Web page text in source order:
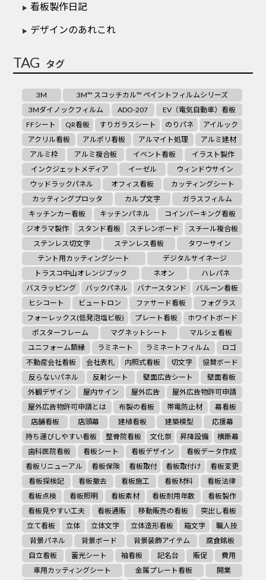
看板製作日記
デザインのあれこれ
TAG タグ
3M
3M™ スコッチカル™ ペイントフィルムシリーズ
3Mダイノックフィルム
ADO-207
EV（電気自動車）看板
FFシート
QR看板 すりガラスシート のりパネ
アイルック
アクリル看板
アルポリ看板 アルマイト処理
アルミ建材
アルミ枠
アルミ複合板 イベント看板
イラスト製作
インクジェットメディア
イーゼル
ウィンドウサイン
ウッドラックパネル
オフィス看板
カッティングシート
カッティングプロッタ
カルプ文字
ガラスフィルム
キッチンカー看板
キッチンパネル
コインパーキング看板
ジオラマ製作
スタンド看板 スチレンボード
スチール複合板
ステンレス切文字
ステンレス看板
タワーサイン
テント用カッティングシート
デジタルサイネージ
トラスコ中山オレンジブック
ネオン
ハレパネ
バスラッピング
バックパネル バナースタンド
バルーン看板
ヒシコート
ビュートロン ファサード看板
フォグラス
フォーレックス(低発泡塩ビ板)
プレート看板
ホワイトボード
ポスターフレーム
マグネットシート
マルシェ看板
ユニフォーム額縁
ラミネート ラミネートフィルム
ロゴ
不動産会社看板
会社表札 内照式看板 切文字
協賛ボード
反らないパネル
反射シート 壁面広告シート
壁面看板
外観デザイン
屋内サイン 屋外広告
屋外広告物許可申請
屋外広告物許可申請とは
布製の看板 帯電防止材
幕看板
店舗看板
店頭幕 建植看板 建築模型
応援幕
持ち運びしやすい看板
整骨院看板 文化祭 昇降設備
横断幕
歯科医院看板
看板シート 看板デザイン
看板データ作成
看板リニューアル
看板保険 看板取付 看板取付け
看板変更
看板探検記
看板撤去 看板施工 看板材料
看板法律
看板点検
看板照明 看板素材 看板耐用年数
看板製作
看板見やすい工夫
看板通販 移動販売の看板
突出し看板
立て看板
立体 立体文字 立体造形看板 箱文字
職人技
背景パネル
背景ボード 背景装飾アイテム
腐食銘板
自立看板
蓄光シート 袖看板 記名台 販促
費用
車用カッティングシート
金属プレート看板
開業